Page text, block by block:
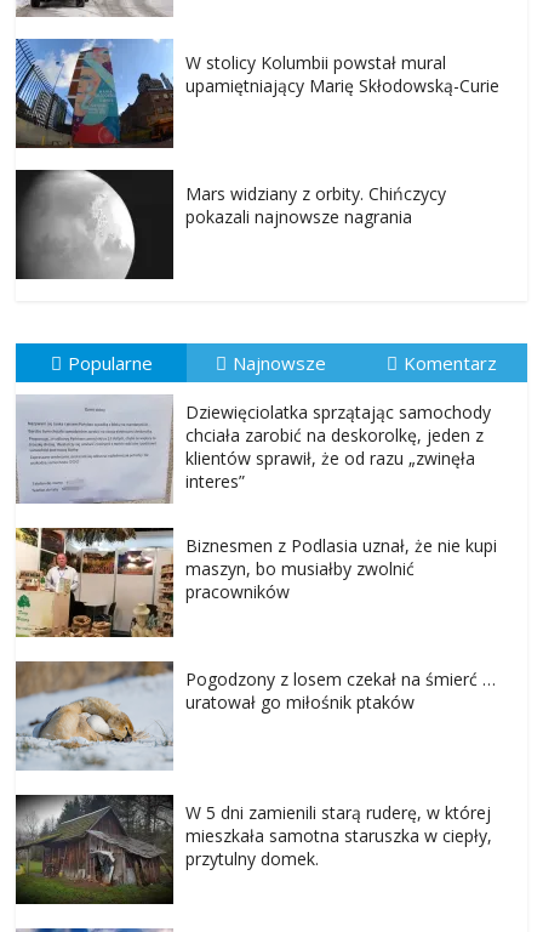
W stolicy Kolumbii powstał mural
upamiętniający Marię Skłodowską-Curie
Mars widziany z orbity. Chińczycy
pokazali najnowsze nagrania
Popularne Najnowsze Komentarz
Dziewięciolatka sprzątając samochody
chciała zarobić na deskorolkę, jeden z
klientów sprawił, że od razu „zwinęła
interes”
Biznesmen z Podlasia uznał, że nie kupi
maszyn, bo musiałby zwolnić
pracowników
Pogodzony z losem czekał na śmierć …
uratował go miłośnik ptaków
W 5 dni zamienili starą ruderę, w której
mieszkała samotna staruszka w ciepły,
przytulny domek.